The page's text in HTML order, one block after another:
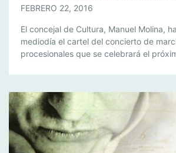
FEBRERO 22, 2016
El concejal de Cultura, Manuel Molina,
mediodía el cartel del concierto de
procesionales que se celebrará el
Asociación Musical Banda de Los